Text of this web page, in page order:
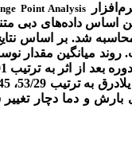
Point Analysis
اساس داده‌های دبی
شد. بر اساس
میانگین مقدار
بارش و دما دچار